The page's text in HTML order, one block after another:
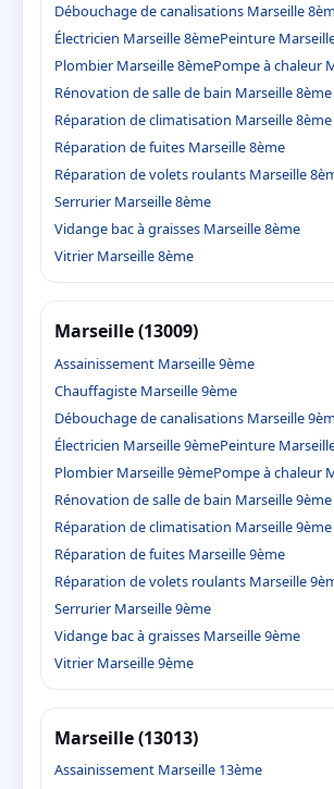
Débouchage de canalisations Marseille
Électricien Marseille 8èmePeinture
Plombier Marseille 8èmePompe à chaleur
Rénovation de salle de bain Marseille 8ème
Réparation de climatisation Marseille 8ème
Réparation de fuites Marseille 8ème
Réparation de volets roulants Marseille
Serrurier Marseille 8ème
Vidange bac à graisses Marseille 8ème
Vitrier Marseille 8ème
Marseille (13009)
Assainissement Marseille 9ème
Chauffagiste Marseille 9ème
Débouchage de canalisations Marseille
Électricien Marseille 9èmePeinture
Plombier Marseille 9èmePompe à chaleur
Rénovation de salle de bain Marseille 9ème
Réparation de climatisation Marseille 9ème
Réparation de fuites Marseille 9ème
Réparation de volets roulants Marseille
Serrurier Marseille 9ème
Vidange bac à graisses Marseille 9ème
Vitrier Marseille 9ème
Marseille (13013)
Assainissement Marseille 13ème